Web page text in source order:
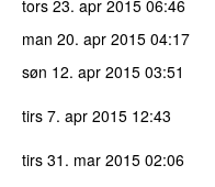
tors 23. apr 2015 06:46
man 20. apr 2015 04:17
søn 12. apr 2015 03:51
tirs 7. apr 2015 12:43
tirs 31. mar 2015 02:06